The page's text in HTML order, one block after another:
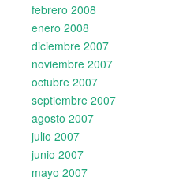
febrero 2008
enero 2008
diciembre 2007
noviembre 2007
octubre 2007
septiembre 2007
agosto 2007
julio 2007
junio 2007
mayo 2007